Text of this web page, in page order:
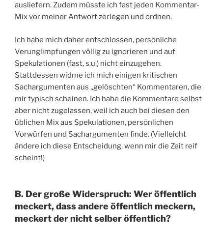
ausliefern. Zudem müsste ich fast jeden Kommentar-
Mix vor meiner Antwort zerlegen und ordnen.
Ich habe mich daher entschlossen, persönliche
Verunglimpfungen völlig zu ignorieren und auf
Spekulationen (fast, s.u.) nicht einzugehen.
Stattdessen widme ich mich einigen kritischen
Sachargumenten aus „gelöschten“ Kommentaren, die
mir typisch scheinen. Ich habe die Kommentare selbst
aber nicht zugelassen, weil ich auch bei diesen den
üblichen Mix aus Spekulationen, persönlichen
Vorwürfen und Sachargumenten finde. (Vielleicht
ändere ich diese Entscheidung, wenn mir die Zeit reif
scheint!)
B. Der große Widerspruch: Wer öffentlich
meckert, dass andere öffentlich meckern,
meckert der nicht selber öffentlich?